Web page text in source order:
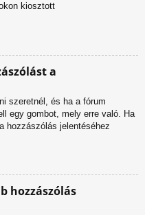
kiosztott
a
szeretnél, és ha a fórum
egy gombot, mely erre való. Ha
hozzászólás jelentéséhez
hozzászólás